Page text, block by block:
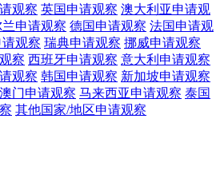
观察 英国申请观察 澳大利亚申请观
申请观察 德国申请观察 法国申请观
请观察 瑞典申请观察 挪威申请观察
察 西班牙申请观察 意大利 申请观察
观察 韩国申请观察 新加坡申请观察
门申请观察 马来西亚申请观察 泰国
其他国家/地区申请观察